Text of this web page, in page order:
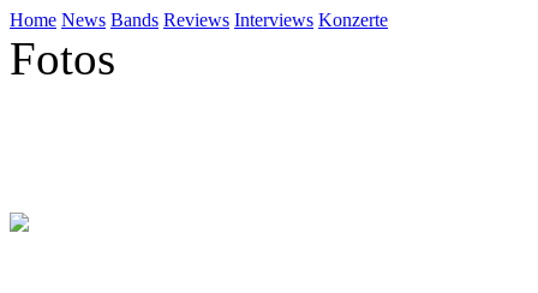
Home News Bands Reviews Interviews Konzerte
Fotos